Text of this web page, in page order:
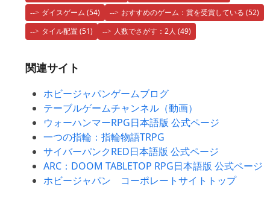
ダイスゲーム (54) おすすめのゲーム：賞を受賞している (52)
タイル配置(51) 人数でさがす：2人 (49)
関連サイト
ホビージャパンゲームブログ
テーブルゲームチャンネル（動画）
ウォーハンマーRPG日本語版 公式ページ
一つの指輪：指輪物語TRPG
サイバーパンクRED日本語版 公式ページ
ARC：DOOM TABLETOP RPG日本語版 公式ページ
ホビージャパン コーポレートサイトトップ